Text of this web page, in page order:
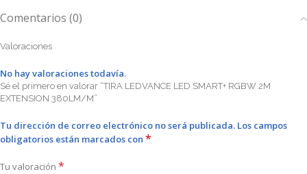
Comentarios (0)
Valoraciones
No hay valoraciones todavía.
Sé el primero en valorar “TIRA LEDVANCE LED SMART+ RGBW 2M
EXTENSION 380LM/M”
Tu dirección de correo electrónico no será publicada. Los campos
obligatorios están marcados con *
Tu valoración *